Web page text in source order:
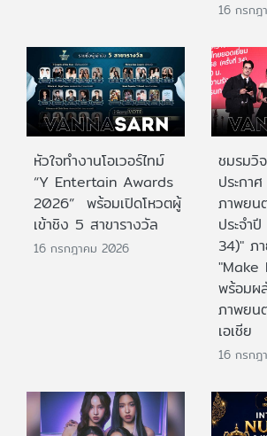
16 กรกฎ
หัวใจทำงานโอเวอร์ไทม์
“Y Entertain Awards
2026” พร้อมเปิดโหวตผู้
เข้าชิง 5 สาขารางวัล
16 กรกฎาคม 2026
ชมรมวิ
ประกา
ภาพยน
ประจํา
34)" ภ
"Make
พร้อมผ
ภาพยน
เอเชีย
16 กรกฎ